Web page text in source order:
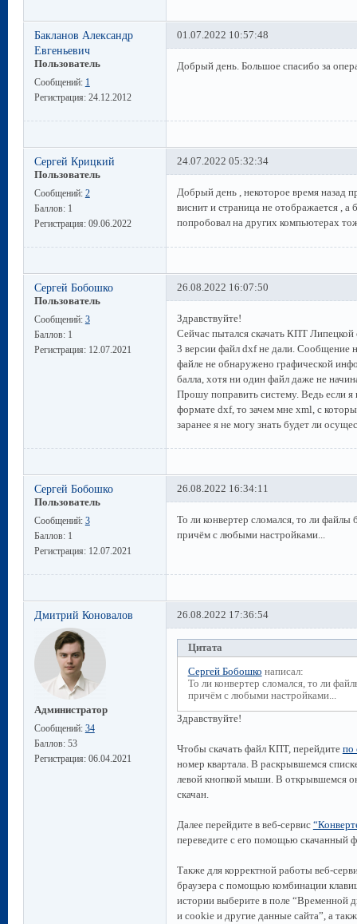
Бакланов Александр
Евгеньевич
Пользователь
Сообщений: 1
Регистрация: 24.12.2012
01.07.2022 10:57:48
Добрый день. Большое спасибо за
Сергей Крицкий
Пользователь
Сообщений: 2
Баллов: 1
Регистрация: 09.06.2022
24.07.2022 05:32:34
Добрый день , некоторое время назад
виснит и страница не отображается ,
попробовал на других компьютерах
Сергей Бобошко
Пользователь
Сообщений: 3
Баллов: 1
Регистрация: 12.07.2021
26.08.2022 16:07:50
Здравствуйте!
Сейчас пытался скачать КПТ
3 версии файл dxf не дали. Сообщение
файле не обнаружено графической
балла, хотя ни один файл даже не
Прошу поправить систему. Ведь если
формате dxf, то зачем мне xml, с
заранее я не могу знать будет ли
Сергей Бобошко
Пользователь
Сообщений: 3
Баллов: 1
Регистрация: 12.07.2021
26.08.2022 16:34:11
То ли конвертер сломался, то ли
причём с любыми настройками...
Дмитрий Коновалов
Администратор
Сообщений: 34
Баллов: 53
Регистрация: 06.04.2021
26.08.2022 17:36:54
Цитата
Сергей Бобошко написал:
То ли конвертер сломался, то ли
причём с любыми настройками...
Здравствуйте!
Чтобы скачать файл КПТ, перейдите по
номер квартала. В раскрывшемся
левой кнопкой мыши. В открывшемся
скачан.
Далее перейдите в веб-сервис
переведите с его помощью скачанный
Также для корректной работы веб-
браузера с помощью комбинации
истории выберите в поле “Временной
и cookie и другие данные сайта”, а